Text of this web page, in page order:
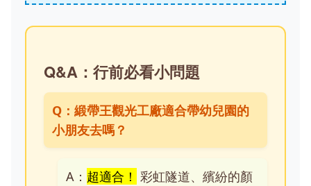
Q&A：行前必看小問題
Q：緞帶王觀光工廠適合帶幼兒園的
小朋友去嗎？
A： 超適合！ 彩虹隧道、繽紛的顏